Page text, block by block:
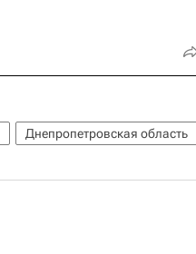
Днепропетровская область